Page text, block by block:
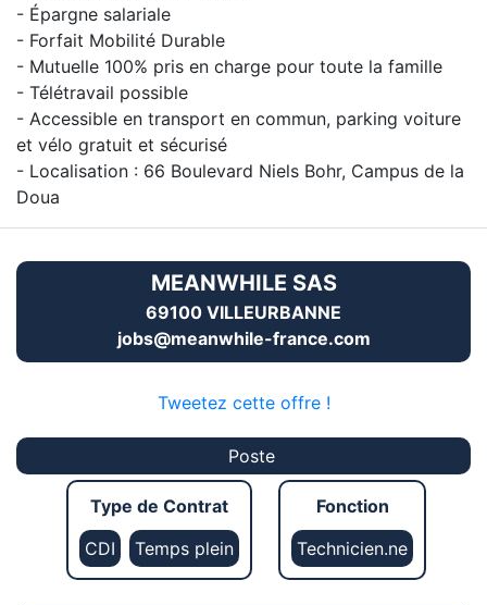
- Épargne salariale
- Forfait Mobilité Durable
- Mutuelle 100% pris en charge pour toute la famille
- Télétravail possible
- Accessible en transport en commun, parking voiture
et vélo gratuit et sécurisé
- Localisation : 66 Boulevard Niels Bohr, Campus de la
Doua
MEANWHILE SAS
69100 VILLEURBANNE
jobs@meanwhile-france.com
Tweetez cette offre !
Poste
Type de Contrat
CDI
Temps plein
Fonction
Technicien.ne